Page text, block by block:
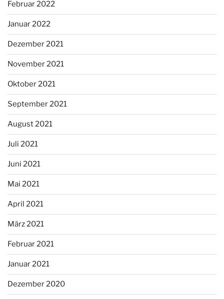
Februar 2022
Januar 2022
Dezember 2021
November 2021
Oktober 2021
September 2021
August 2021
Juli 2021
Juni 2021
Mai 2021
April 2021
März 2021
Februar 2021
Januar 2021
Dezember 2020